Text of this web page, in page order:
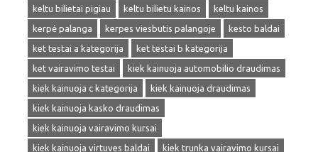
keltu bilietai pigiau
keltu bilietu kainos
keltu kainos
kerpė palanga
kerpes viesbutis palangoje
kesto baldai
ket testai a kategorija
ket testai b kategorija
ket vairavimo testai
kiek kainuoja automobilio draudimas
kiek kainuoja c kategorija
kiek kainuoja draudimas
kiek kainuoja kasko draudimas
kiek kainuoja vairavimo kursai
kiek kainuoja virtuves baldai
kiek trunka vairavimo kursai